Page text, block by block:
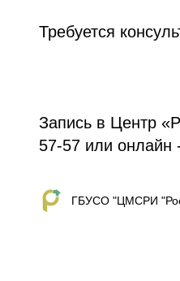
Требуется
Запись в Центр
57-57 или онлайн
ГБУСО "ЦМСРИ